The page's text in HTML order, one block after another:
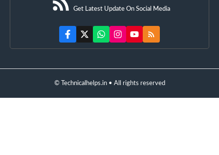
Get Latest Update On Social Media
© Technicalhelps.in • All rights reserved